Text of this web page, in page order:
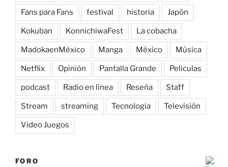
Fans para Fans festival historia Japón
Kokuban KonnichiwaFest La cobacha
MadokaenMéxico Manga México Música
Netflix Opinión Pantalla Grande Peliculas
podcast Radio en línea Reseña Staff
Stream streaming Tecnologia Televisión
Video Juegos
FORO